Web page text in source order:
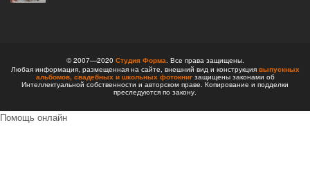
© 2007—2020 Студия Форма . Все права защищены.
Любая информация, размещенная на сайте, внешний вид и конструкция выпускных
альбомов, свадебных и школьных фотокнигзащищены законами об
Интеллектуальной собственности и авторском праве. Копирование и подделки
преследуются по закону.
Помощь онлайн